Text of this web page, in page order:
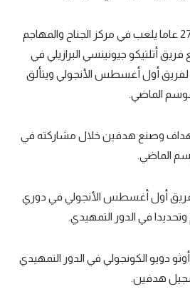
الأنجولي جيرالدو صاحب الـ 27 عاما يلعب في مركز الجناح والمهاجم
أتلتيكو جيونينسي البرازيلي في
لفريق أول أغسطس الأنجولي ويتألق
الماضي.
الجناح الأنجولي 4 أهداف وصنع هدفين خلال مشاركته في
فريق أول أغسطس الأنجولي في دوري
في الدور التمهيدي.
دويو الكونجولي في الدور التمهيدي
هدفين.